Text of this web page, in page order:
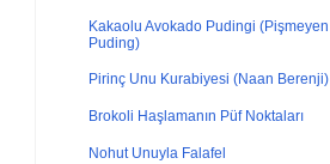
Kakaolu Avokado Pudingi (Pişmeyen
Puding)
Pirinç Unu Kurabiyesi (Naan Berenji)
Brokoli Haşlamanın Püf Noktaları
Nohut Unuyla Falafel